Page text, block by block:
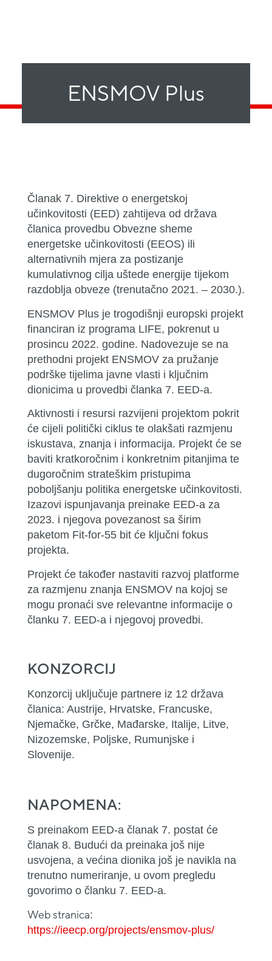
ENSMOV Plus
Članak 7. Direktive o energetskoj
učinkovitosti (EED) zahtijeva od država
članica provedbu Obvezne sheme
energetske učinkovitosti (EEOS) ili
alternativnih mjera za postizanje
kumulativnog cilja uštede energije tijekom
razdoblja obveze (trenutačno 2021. – 2030.).
ENSMOV Plus je trogodišnji europski projekt
financiran iz programa LIFE, pokrenut u
prosincu 2022. godine. Nadovezuje se na
prethodni projekt ENSMOV za pružanje
podrške tijelima javne vlasti i ključnim
dionicima u provedbi članka 7. EED-a.
Aktivnosti i resursi razvijeni projektom pokrit
će cijeli politički ciklus te olakšati razmjenu
iskustava, znanja i informacija. Projekt će se
baviti kratkoročnim i konkretnim pitanjima te
dugoročnim strateškim pristupima
poboljšanju politika energetske učinkovitosti.
Izazovi ispunjavanja preinake EED-a za
2023. i njegova povezanost sa širim
paketom Fit-for-55 bit će ključni fokus
projekta.
Projekt će također nastaviti razvoj platforme
za razmjenu znanja ENSMOV na kojoj se
mogu pronaći sve relevantne informacije o
članku 7. EED-a i njegovoj provedbi.
KONZORCIJ
Konzorcij uključuje partnere iz 12 država
članica: Austrije, Hrvatske, Francuske,
Njemačke, Grčke, Mađarske, Italije, Litve,
Nizozemske, Poljske, Rumunjske i
Slovenije.
NAPOMENA:
S preinakom EED-a članak 7. postat će
članak 8. Budući da preinaka još nije
usvojena, a većina dionika još je navikla na
trenutno numeriranje, u ovom pregledu
govorimo o članku 7. EED-a.
Web stranica:
https://ieecp.org/projects/ensmov-plus/